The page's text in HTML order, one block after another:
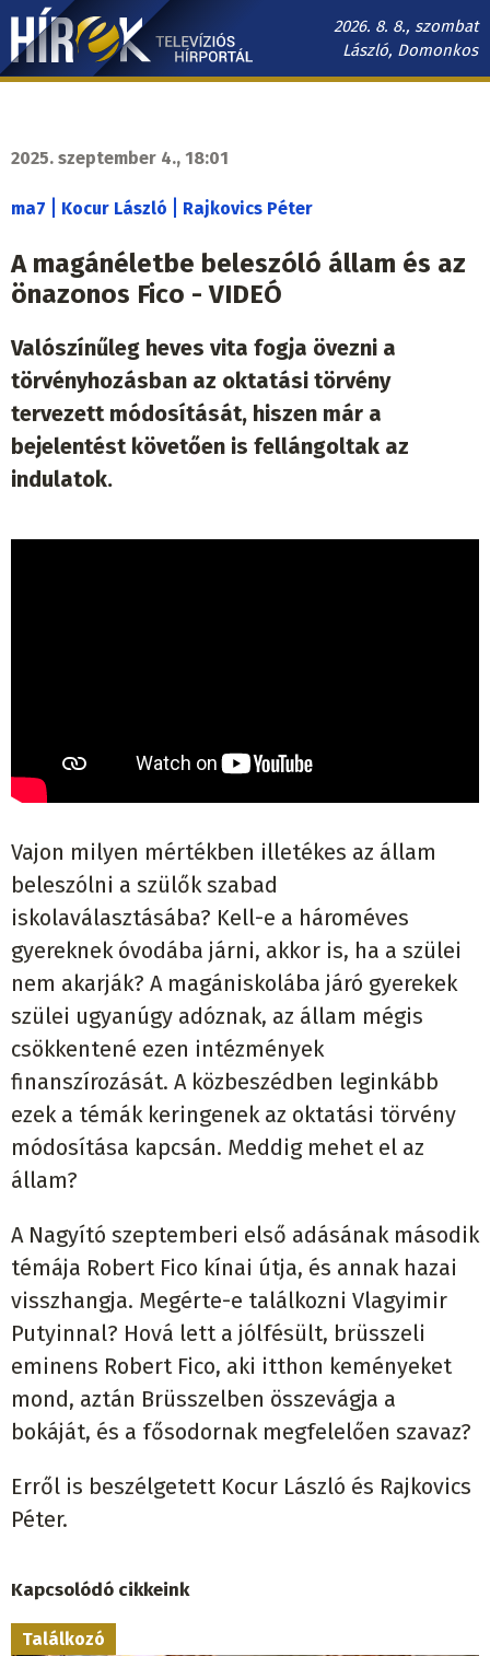
Ugrás
tartalomra
2026. 8. 8., szombat
László, Domonkos
Hírek.sk
2025. szeptember 4., 18:01
ma7 Kocur László Rajkovics Péter
A magánéletbe beleszóló állam és az
önazonos Fico - VIDEÓ
Valószínűleg heves vita fogja övezni a
törvényhozásban az oktatási törvény
tervezett módosítását, hiszen már a
bejelentést követően is fellángoltak az
indulatok.
Vajon milyen mértékben illetékes az állam
beleszólni a szülők szabad
iskolaválasztásába? Kell-e a hároméves
gyereknek óvodába járni, akkor is, ha a szülei
nem akarják? A magániskolába járó gyerekek
szülei ugyanúgy adóznak, az állam mégis
csökkentené ezen intézmények
finanszírozását. A közbeszédben leginkább
ezek a témák keringenek az oktatási törvény
módosítása kapcsán. Meddig mehet el az
állam?
A Nagyító szeptemberi első adásának második
témája Robert Fico kínai útja, és annak hazai
visszhangja. Megérte-e találkozni Vlagyimir
Putyinnal? Hová lett a jólfésült, brüsszeli
eminens Robert Fico, aki itthon keményeket
mond, aztán Brüsszelben összevágja a
bokáját, és a fősodornak megfelelően szavaz?
Erről is beszélgetett Kocur László és Rajkovics
Péter.
Kapcsolódó cikkeink
Találkozó